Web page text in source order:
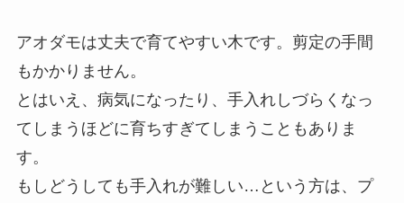
アオダモは丈夫で育てやすい木です。剪定の手間
もかかりません。
とはいえ、病気になったり、手入れしづらくなっ
てしまうほどに育ちすぎてしまうこともありま
す。
もしどうしても手入れが難しい…という方は、プ